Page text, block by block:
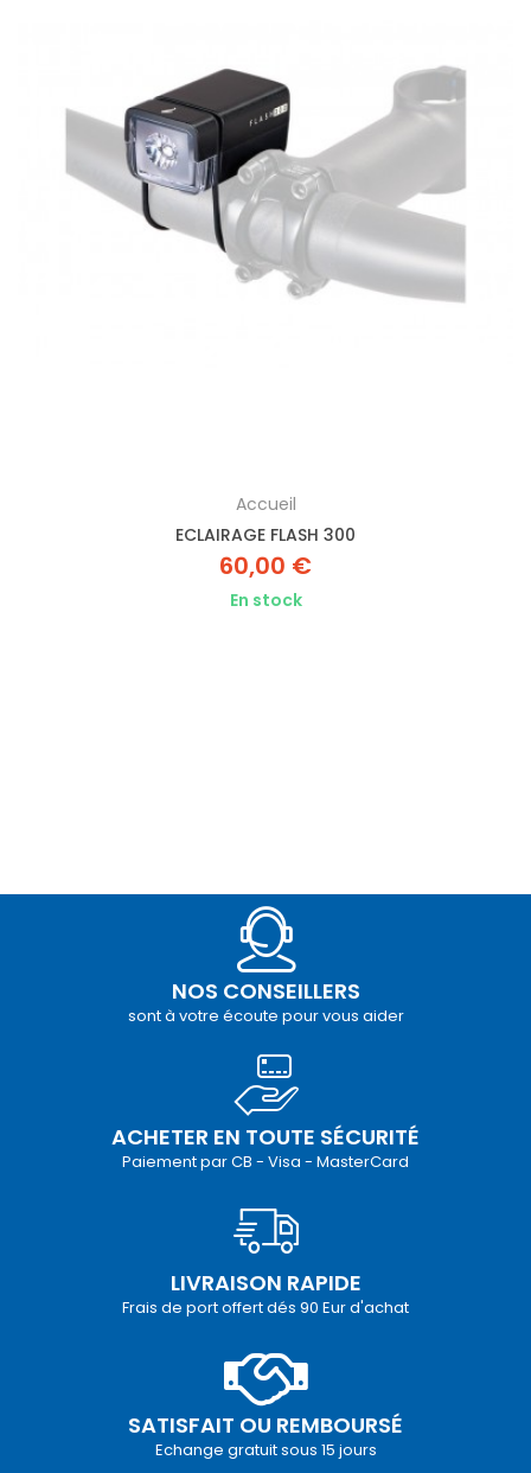
Accueil
ECLAIRAGE FLASH 300
60,00 €
En stock
NOS CONSEILLERS
sont à votre écoute pour vous aider
ACHETER EN TOUTE SÉCURITÉ
Paiement par CB - Visa - MasterCard
LIVRAISON RAPIDE
Frais de port offert dés 90 Eur d'achat
SATISFAIT OU REMBOURSÉ
Echange gratuit sous 15 jours